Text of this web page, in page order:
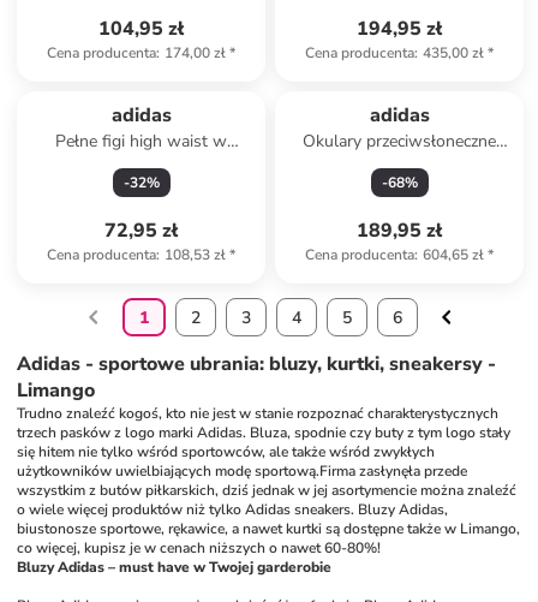
104,95 zł
Cena producenta: 174,00 zł*
194,95 zł
Cena producenta: 435,00 zł*
adidas
Pełne figi high waist w
kolorze jasnoróżowym
-32%
72,95 zł
Cena producenta: 108,53 zł*
adidas
Okulary przeciwsłoneczne
unisex w kolorze niebiesko-
zielonym
-68%
189,95 zł
Cena producenta: 604,65 zł*
1 2 3 4 5 6
Adidas - sportowe ubrania: bluzy, kurtki, sneakersy -
Limango
Trudno znaleźć kogoś, kto nie jest w stanie rozpoznać charakterystycznych
trzech pasków z logo marki Adidas. Bluza, spodnie czy buty z tym logo stały
się hitem nie tylko wśród sportowców, ale także wśród zwykłych
użytkowników uwielbiających modę sportową.Firma zasłynęła przede
wszystkim z butów piłkarskich, dziś jednak w jej asortymencie można znaleźć
o wiele więcej produktów niż tylko Adidas sneakers. Bluzy Adidas,
biustonosze sportowe, rękawice, a nawet kurtki są dostępne także w Limango,
co więcej, kupisz je w cenach niższych o nawet 60-80%!
Bluzy Adidas – must have w Twojej garderobie